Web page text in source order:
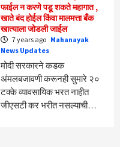
फाईल न करणे पडू शकते महागात ,
खाते बंद होईल किंवा मालमत्ता बँक
खात्याला जोडली जाईल
7 years ago Mahanayak
News Updates
मोदी सरकारने कडक
अंमलबजावणी करूनही सुमारे २०
टक्के व्यावसायिक भरत नाहीत
जीएसटी कर भरीत नसल्याची…